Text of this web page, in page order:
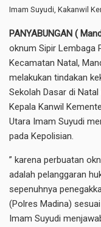
Imam Suyudi, Kakanwil
PANYABUNGAN (
oknum Sipir Lembaga
Kecamatan Natal,
melakukan tindakan
Sekolah Dasar di
Kepala Kanwil
Utara Imam Suyudi
pada Kepolisian.
” karena perbuatan
adalah pelanggaran
sepenuhnya
(Polres Madina)
Imam Suyudi